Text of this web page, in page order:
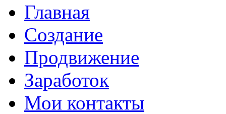
Главная
Создание
Продвижение
Заработок
Мои контакты